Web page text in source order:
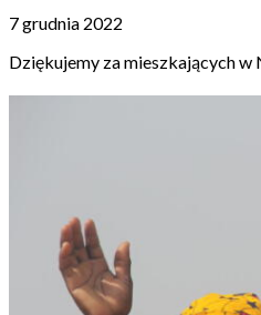
7 grudnia 2022
Dziękujemy za mieszkających w